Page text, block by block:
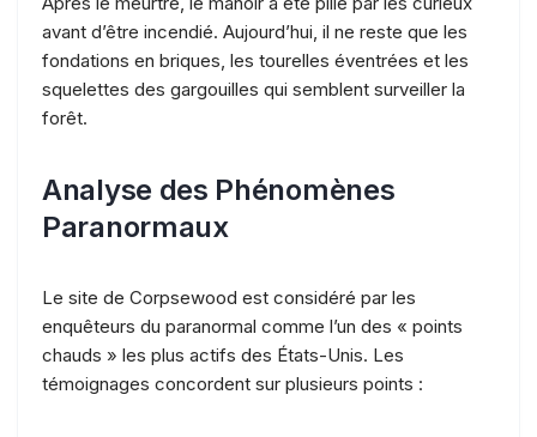
avant d’être incendié. Aujourd’hui, il ne reste que les
fondations en briques, les tourelles éventrées et les
squelettes des gargouilles qui semblent surveiller la
forêt.
Analyse des Phénomènes
Paranormaux
Le site de Corpsewood est considéré par les
enquêteurs du paranormal comme l’un des « points
chauds » les plus actifs des États-Unis. Les
témoignages concordent sur plusieurs points :